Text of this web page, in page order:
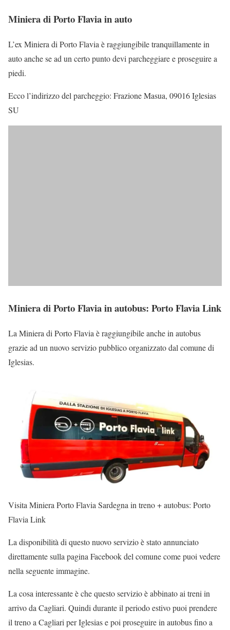
Miniera di Porto Flavia in auto
L’ex Miniera di Porto Flavia è raggiungibile tranquillamente in
auto anche se ad un certo punto devi parcheggiare e proseguire a
piedi.
Ecco l’indirizzo del parcheggio: Frazione Masua, 09016 Iglesias
SU
Miniera di Porto Flavia in autobus: Porto Flavia Link
La Miniera di Porto Flavia è raggiungibile anche in autobus
grazie ad un nuovo servizio pubblico organizzato dal comune di
Iglesias.
Visita Miniera Porto Flavia Sardegna in treno + autobus: Porto
Flavia Link
La disponibilità di questo nuovo servizio è stato annunciato
direttamente sulla pagina Facebook del comune come puoi vedere
nella seguente immagine.
La cosa interessante è che questo servizio è abbinato ai treni in
arrivo da Cagliari. Quindi durante il periodo estivo puoi prendere
il treno a Cagliari per Iglesias e poi proseguire in autobus fino a